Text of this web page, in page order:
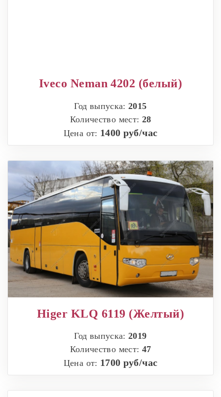
Iveco Neman 4202 (белый)
Год выпуска:2015
Количество мест: 28
Цена от: 1400 руб/час
Higer KLQ 6119 (Желтый)
Год выпуска:2019
Количество мест: 47
Цена от: 1700 руб/час